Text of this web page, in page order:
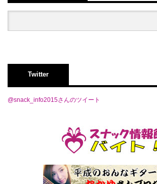
Twitter
@snack_info2015さんのツイート